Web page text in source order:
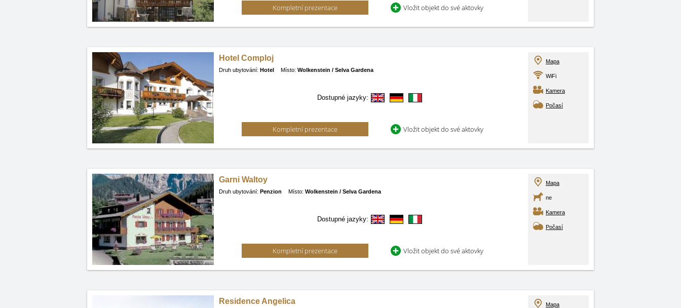
Kompletní prezentace Vložit objekt do své aktovky
Hotel Comploj
Druh ubytování: Hotel Místo: Wolkenstein / Selva Gardena
Dostupné jazyky:
Kompletní prezentace Vložit objekt do své aktovky
Mapa
WiFi
Kamera
Počasí
Garni Waltoy
Druh ubytování: Penzion Místo: Wolkenstein / Selva Gardena
Dostupné jazyky:
Kompletní prezentace Vložit objekt do své aktovky
Mapa
ne
Kamera
Počasí
Residence Angelica Mapa